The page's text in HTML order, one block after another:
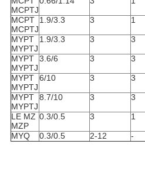
MCPTJ
MCPT
MCPTJ
1.9/3.3 3 1
MYPT
MYPTJ
1.9/3.3 3 3
MYPT
MYPTJ
3.6/6 3 3
MYPT
MYPTJ
6/10 3 3
MYPT
MYPTJ
8.7/10 3 3
LE MZ
MZP
0.3/0.5 3 1
MYQ 0.3/0.5 2-12 -